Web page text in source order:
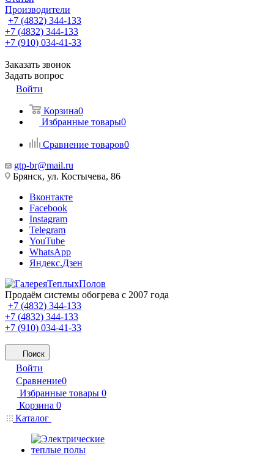
Производители
+7 (4832) 344-133
+7 (4832) 344-133
+7 (910) 034-41-33
Заказать звонок
Задать вопрос
Войти
Корзина0
Избранные товары0
Сравнение товаров0
gtp-br@mail.ru
Брянск, ул. Костычева, 86
Вконтакте
Facebook
Instagram
Telegram
YouTube
WhatsApp
Яндекс.Дзен
Продаём системы обогрева с 2007 года
+7 (4832) 344-133
+7 (4832) 344-133
+7 (910) 034-41-33
Поиск
Войти
Сравнение0
Избранные товары 0
Корзина 0
Каталог